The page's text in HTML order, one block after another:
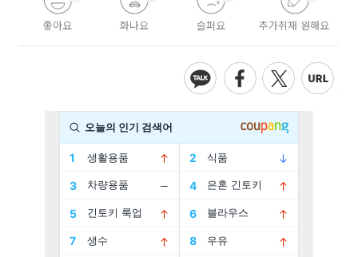
좋아요 화나요 슬퍼요 추가취재 원해요